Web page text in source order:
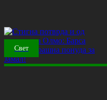
Свет